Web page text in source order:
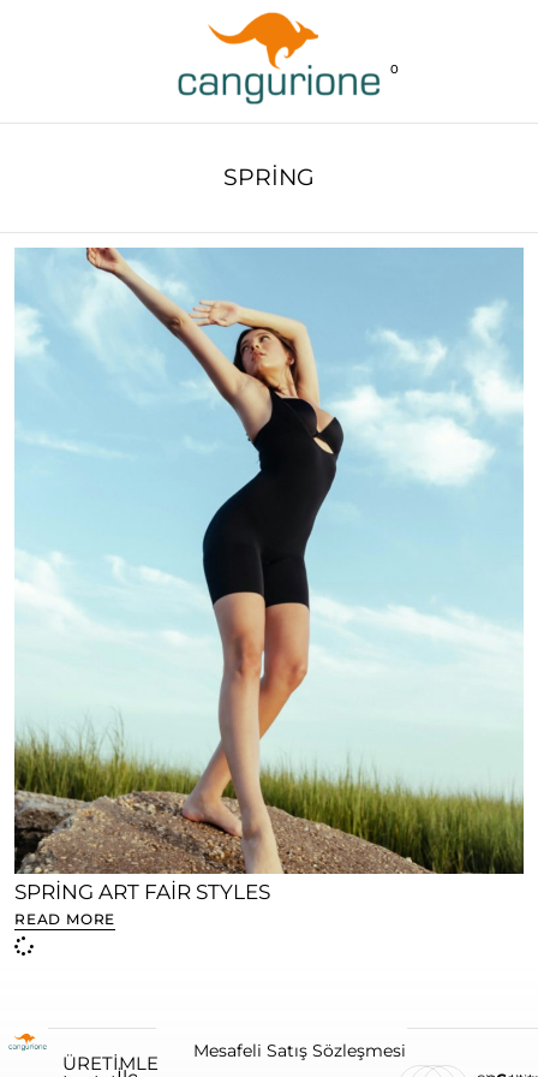
0
SPRING
SPRING ART FAIR STYLES
READ MORE
ÜRETIMLE
Mesafeli Satış Sözleşmesi